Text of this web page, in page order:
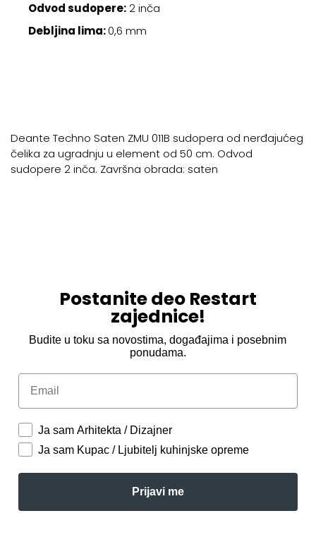
Odvod sudopere:2 inča
Debljina lima:0,6 mm
Deante Techno Saten ZMU 011B sudopera od nerđajućeg
čelika za ugradnju u element od 50 cm. Odvod
sudopere 2 inča. Završna obrada: saten
Postanite deo Restart
zajednice!
Budite u toku sa novostima, događajima i posebnim
ponudama.
Email
Ja sam Arhitekta / Dizajner
Ja sam Kupac / Ljubitelj kuhinjske opreme
Prijavi me